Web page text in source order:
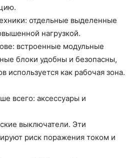
отдельные выделенные
нагрузкой.
встроенные модульные
блоки удобны и безопасны,
используется как рабочая зона.
всего: аксессуары и
выключатели. Эти
риск поражения током и